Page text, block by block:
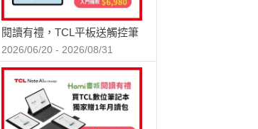
閱讀有禮，TCL平板送觸控筆
2026/06/20 - 2026/08/31